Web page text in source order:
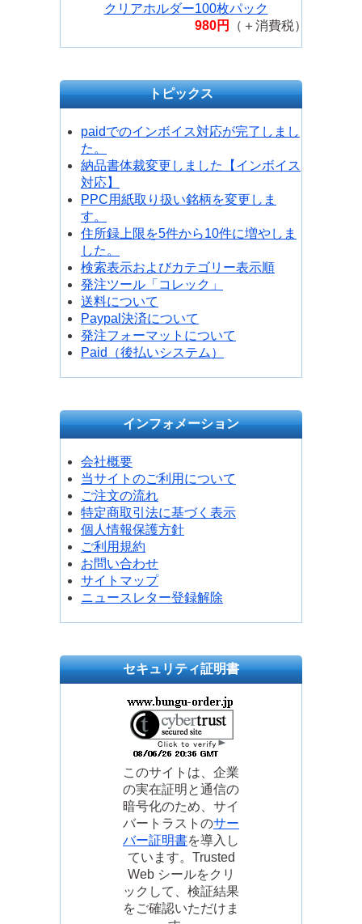
クリアホルダー100枚パック
980円
（＋消費税）
トピックス
paidでのインボイス対応が完了しまし
た。
納品書体裁変更しました【インボイス
対応】
PPC用紙取り扱い銘柄を変更しま
す。
住所録上限を5件から10件に増やしま
した。
検索表示およびカテゴリー表示順
発注ツール「コレック」
送料について
Paypal決済について
発注フォーマットについて
Paid（後払いシステム）
インフォメーション
会社概要
当サイトのご利用について
ご注文の流れ
特定商取引法に基づく表示
個人情報保護方針
ご利用規約
お問い合わせ
サイトマップ
ニュースレター登録解除
セキュリティ証明書
このサイトは、企業
の実在証明と通信の
暗号化のため、サイ
バートラストのサー
バー証明書を導入し
ています。Trusted
Web シールをクリ
ックして、検証結果
をご確認いただけま